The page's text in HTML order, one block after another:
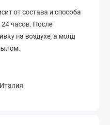
от состава и способа
часов. После
на воздухе, а молд